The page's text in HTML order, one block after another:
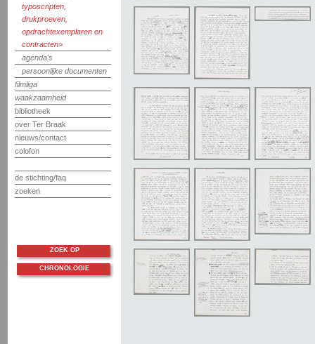
typoscripten,
drukproeven,
opdrachtexemplaren en
contracten
agenda's
persoonlijke documenten
filmliga
waakzaamheid
bibliotheek
over Ter Braak
nieuws/contact
colofon
de stichting/faq
zoeken
ZOEK OP
CHRONOLOGIE